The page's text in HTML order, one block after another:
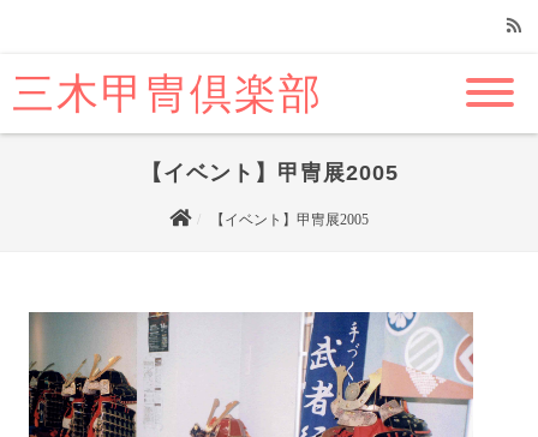
RSS
三木甲冑倶楽部
【イベント】甲冑展2005
【イベント】甲冑展2005